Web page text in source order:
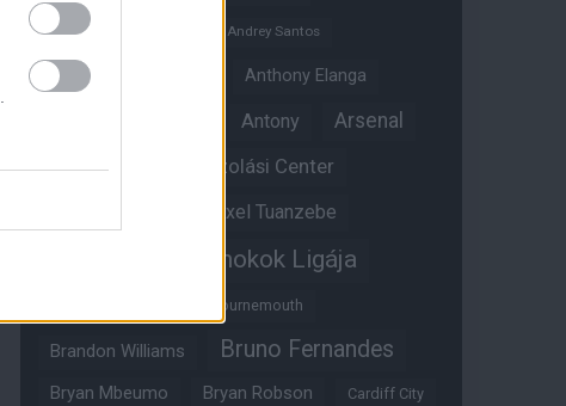
Andreas Pereira
Andrey Santos
Angol válogatott Anthony Elanga
Antony Arsenal
Aston Villa Átigazolási Center
Axel Tuanzebe
Bajnokok Ligája
Bournemouth
Brandon Williams Bruno Fernandes
Bryan Mbeumo Bryan Robson Cardiff City